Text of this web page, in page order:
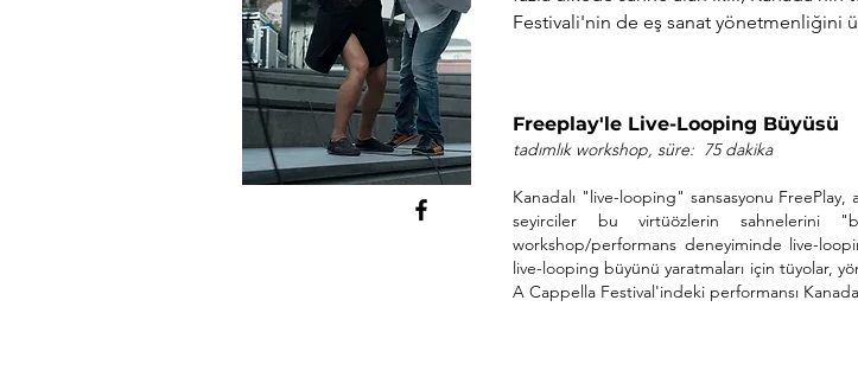
Festivali'nin de eş sanat yönetmenliğini
​Freeplay'le Live-Looping Büyüsü
tadımlıkworkshop, süre: 75 dakika
​Kanadalı "live-looping" sansasyonu
seyirciler bu virtüözlerin sahnelerini
workshop/performans deneyiminde live-
live-looping büyünü yaratmaları için tüyolar,
A Cappella Festival'indeki performansı